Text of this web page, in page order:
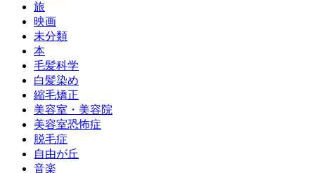
旅
映画
未分類
本
毛髪科学
白髪染め
縮毛矯正
美容室・美容院
美容室恐怖症
脱毛症
自由が丘
音楽